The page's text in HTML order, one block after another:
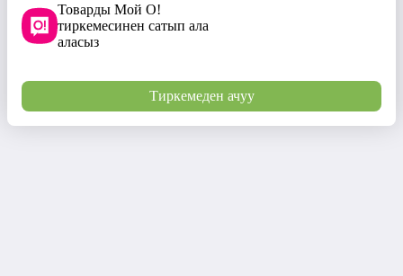
Товарды Мой О!
тиркемесинен сатып ала
аласыз
Тиркемеден ачуу